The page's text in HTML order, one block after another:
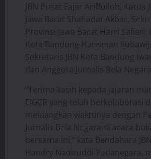
JBN Pusat Fajar Ariffulloh, Ketua
Jawa Barat Shahadat Akbar,
Provinsi Jawa Barat Harri Safiari,
Kota Bandung Harisman
Sekretaris JBN Kota Bandung
dan Anggota Jurnalis Bela Negara
“Terima kasih kepada jajaran
EIGER yang telah berkolaborasi
meluangkan waktunya dengan
Jurnalis Bela Negara di acara
bersama ini,” kata Bendahara
Handry Nadiruddi Yudanegara,